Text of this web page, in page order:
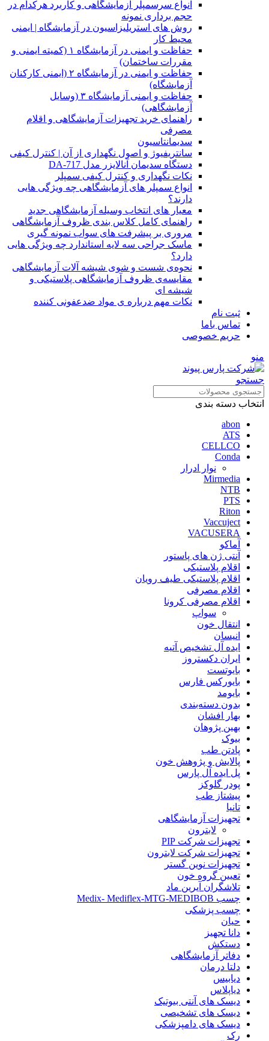
انواع سرسمپلر آزمایشگاهی و کاربرد هرکدام در
حجم برداری نمونه
روش های استریلیزاسیون در آزمایشگاه | ایمنی
محیط کار
حفاظت و ایمنی در آزمایشگاه ۱ (کمیته ایمنی و
مقررات ساختمان)
حفاظت و ایمنی در آزمایشگاه ۲ (ایمنی کارکنان
آزمایشگاه)
حفاظت و ایمنی آزمایشگاه ۳ (وسایل
آزمایشگاهی)
راهنمای خرید تجهیزات آزمایشگاهی و اقلام
مصرفی
سدیمانتاسیون
سانتریفیوژ و اصول نگهداری از آن | کنترل کیفی
دستگاه سدیمان آنالایزر مدل DA-717
نکات نگهداری و کنترل کیفی سمپلر
انواع سمپلر های آزمایشگاهی چه ویژگی هایی
دارند؟
معیار های انتخاب وسیله آزمایشگاهی جدید
راهنمای کامل کلاس بندی ظروف آزمایشگاهی
مروری بر پیشرفت های سواب نمونه گیری
ماسک جراحی سه لایه استاندارد چه ویژگی هایی
دارد؟
ﻧﺤﻮﻩی ﺷﺴﺖ و ﺷﻮی شیشه آلات آزمایشگاهی
مقایسه‌ی ظروف آزمایشگاهی پلاستیکی و
شیشه ای
نکات مهم درباره ی مواد ضدعفونی کننده
ثبت نام
تماس باما
حریم خصوصی
منو
جستجو
انتخاب دسته بندی
abon
ATS
CELLCO
Conda
نوار ادرار
Mirmedia
NTB
PTS
Riton
Vaccuject
VACUSERA
آماکو
آنتی ژن های پاستور
اقلام پلاستیکی
اقلام پلاستیکی طیف رویان
اقلام مصرفی
اقلام مصرفی کرونا
سواپ
انتقال خون
انیسان
ایده آل تشخیص آتیه
ایران دکستروز
بایوتست
بایورکس فارس
بایومد
بدون دسته‌بندی
بهار افشان
بهین پژوهان
بیوک
پادتن طب
پالایش و پژوهش خون
پل ایده آل پارس
پودر گلوکز
پیشتاز طب
تانیا
تجهیزات آزمایشگاهی
لابترون
تجهیزات شرکت PIP
تجهیزات شرکت لابترون
تجهیزات نوین گستر
تعیین گروه خون
تلاشگران آیرین ماد
چسب Medix- Mediflex-MTG-MEDIBOB
چسب پزشکی
حیان
دانا تجهیز
دستکش
دفاتر آزمایشگاهی
دلتا درمان
دیابیس
دیاپلاس
دیسک های آنتی بیوتیک
دیسک های تشخیصی
دیسک های دامپزشکی
رک